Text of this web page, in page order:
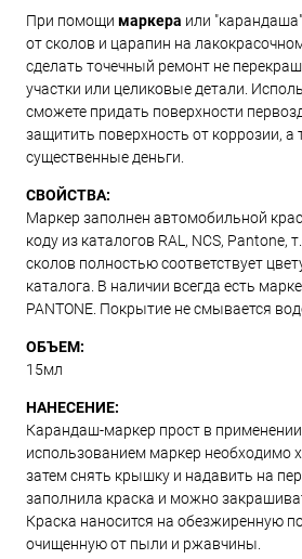
При помощи маркера или
от сколов и царапин на
сделать точечный ремонт не
участки или целиковые детали.
сможете придать поверхности
защитить поверхность от коррозии, а
существенные деньги.
СВОЙСТВА:
Маркер заполнен автомобильной
коду из каталогов RAL, NCS, Pantone,
сколов полностью соответствует
каталога. В наличии всегда есть
PANTONE. Покрытие не смывается
ОБЪЕМ:
15мл
НАНЕСЕНИЕ:
Карандаш-маркер прост в
использованием маркер необходимо
затем снять крышку и надавить на
заполнила краска и можно
Краска наносится на обезжиренную
очищенную от пыли и ржавчины.